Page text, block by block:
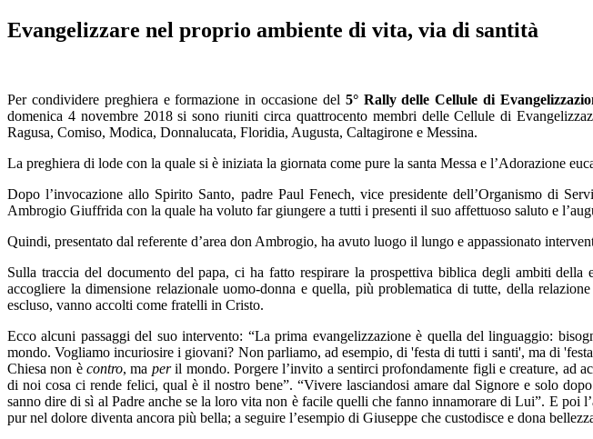
Evangelizzare nel proprio ambiente di vita, via di santità
Per condividere preghiera e formazione in occasione del 5° Rally delle Cellule di
domenica 4 novembre 2018 si sono riuniti circa quattrocento membri delle Cellule di
Ragusa, Comiso, Modica, Donnalucata, Floridia, Augusta, Caltagirone e Messina.
La preghiera di lode con la quale si è iniziata la giornata come pure la santa Messa e l’Adorazione
Dopo l’invocazione allo Spirito Santo, padre Paul Fenech, vice presidente dell’Organismo di
Ambrogio Giuffrida con la quale ha voluto far giungere a tutti i presenti il suo affettuoso saluto e
Quindi, presentato dal referente d’area don Ambrogio, ha avuto luogo il lungo e appassionato
Sulla traccia del documento del papa, ci ha fatto respirare la prospettiva biblica degli ambiti
accogliere la dimensione relazionale uomo-donna e quella, più problematica di tutte, della
escluso, vanno accolti come fratelli in Cristo.
Ecco alcuni passaggi del suo intervento: “La prima evangelizzazione è quella del linguaggio:
mondo. Vogliamo incuriosire i giovani? Non parliamo, ad esempio, di 'festa di tutti i santi', ma di
Chiesa non ècontro, ma peril mondo. Porgere l’invito a sentirci profondamente figli e creature, ad
di noi cosa ci rende felici, qual è il nostro bene”. “Vivere lasciandosi amare dal Signore e solo
sanno dire di sì al Padre anche se la loro vita non è facile quelli che fanno innamorare di Lui”. E
pur nel dolore diventa ancora più bella; a seguire l’esempio di Giuseppe che custodisce e dona